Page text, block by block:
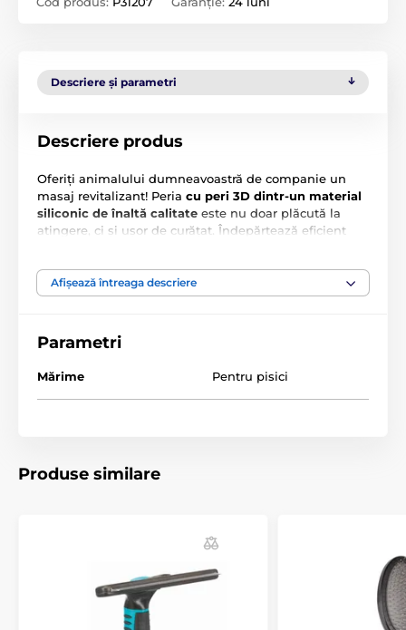
Descriere și parametri
Descriere produs
Oferiți animalului dumneavoastră de companie un
masaj revitalizant! Peria cu peri 3D dintr-un material
siliconic de înaltă calitate este nu doar plăcută la
atingere, ci și ușor de curățat. Îndepărtează eficient
dumneavoastră de companie, fie după baie, fie
oricând. Perii din silicon sunt flexibili, adaptându-se
sângelui contribuie nu doar la sănătate, ci și
menținerea unei pieli sănătoase și la creșterea unei
blăni frumoase
. Perii periei masează blana din
diferite unghiuri. Materialul siliconic previne
acumularea bacteriilor.
Afișează întreaga descriere
Parametri
Mărime Pentru pisici
Produse similare